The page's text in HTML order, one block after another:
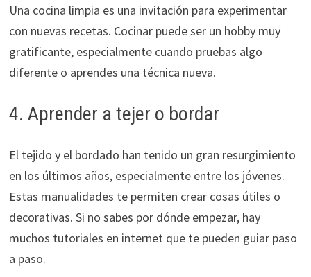
Una cocina limpia es una invitación para experimentar
con nuevas recetas. Cocinar puede ser un hobby muy
gratificante, especialmente cuando pruebas algo
diferente o aprendes una técnica nueva.
4. Aprender a tejer o bordar
El tejido y el bordado han tenido un gran resurgimiento
en los últimos años, especialmente entre los jóvenes.
Estas manualidades te permiten crear cosas útiles o
decorativas. Si no sabes por dónde empezar, hay
muchos tutoriales en internet que te pueden guiar paso
a paso.